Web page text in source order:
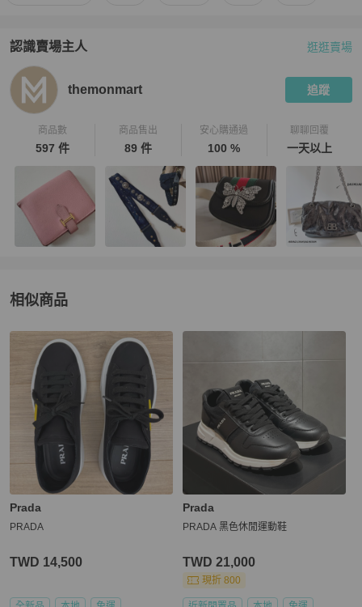
認識賣場主人
PopChill 拍拍圈嚴選賣家
逛逛賣場
themonmart 追蹤
商品數
597 件
商品售出
89 件
安心購通過
100 %
聊聊回覆
一天以上
相似商品
更多相似Prada女鞋推薦精品
Prada
PRADA
TWD 14,500
Prada
PRADA 黑色休閒運動鞋
TWD 21,000
現折 800